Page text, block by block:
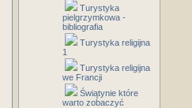
Turystyka
pielgrzymkowa -
bibliografia
Turystyka religijna
1
Turystyka religijna
we Francji
Świątynie które
warto zobaczyć